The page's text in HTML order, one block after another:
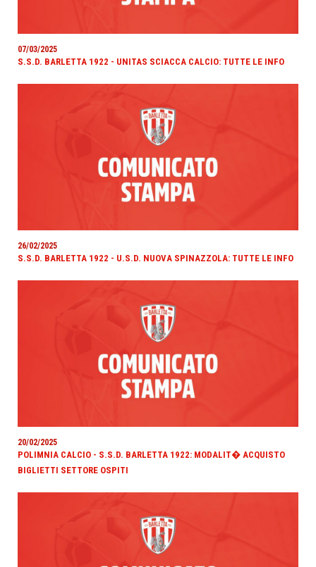
07/03/2025
S.S.D. BARLETTA 1922 - UNITAS SCIACCA CALCIO: TUTTE LE INFO
26/02/2025
S.S.D. BARLETTA 1922 - U.S.D. NUOVA SPINAZZOLA: TUTTE LE INFO
20/02/2025
POLIMNIA CALCIO - S.S.D. BARLETTA 1922: MODALIT� ACQUISTO
BIGLIETTI SETTORE OSPITI